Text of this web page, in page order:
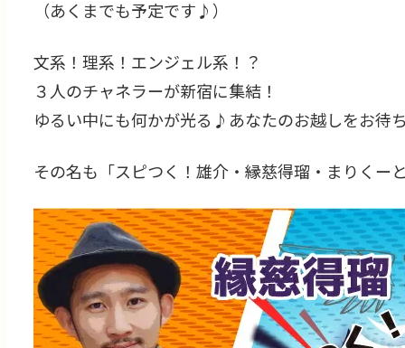
（あくまでも予定です♪）
文系！理系！エンジェル系！？
３人のチャネラーが新宿に集結！
ゆるい中にも何かが光る♪あなたのお越しをお待
その名も「スピつく！雄介・縁慈得瑠・まりくー